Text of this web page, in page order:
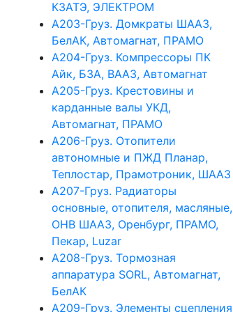
КЗАТЭ, ЭЛЕКТРОМ
А203-Груз. Домкраты ШААЗ,
БелАК, Автомагнат, ПРАМО
А204-Груз. Компрессоры ПК
Айк, БЗА, ВААЗ, Автомагнат
А205-Груз. Крестовины и
карданные валы УКД,
Автомагнат, ПРАМО
А206-Груз. Отопители
автономные и ПЖД Планар,
Теплостар, Прамотроник, ШААЗ
А207-Груз. Радиаторы
основные, отопителя, масляные,
ОНВ ШААЗ, Оренбург, ПРАМО,
Пекар, Luzar
А208-Груз. Тормозная
аппаратура SORL, Автомагнат,
БелАК
А209-Груз. Элементы сцепления